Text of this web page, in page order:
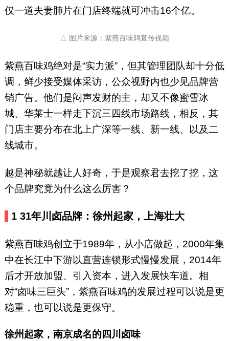
仅一道夫妻肺片在门店终端就可冲击16个亿。
△ 图片来源：紫燕百味鸡宣传视频
紫燕百味鸡绝对是“实力派”，但其管理团队却十分低
调，鲜少接受媒体采访，公众视野内也少见品牌营
销广告。他们是闷声发财的主，却又不像蜜雪冰
城、华莱士一样走下沉三四线市场路线，相反，其
门店主要分布在北上广深等一线、新一线、以及二
线城市。
越是神秘就越让人好奇，于是观察君去挖了挖，这
个品牌究竟为什么这么厉害？
1 31年川卤品牌：徐州起家，上海壮大
紫燕百味鸡创立于1989年，从小店做起，2000年集
中在长江中下游以直营连锁形式慢慢发展，2014年
后才开放加盟、引入资本，进入发展快车道。相
对“卤味三巨头”，紫燕百味鸡的发展过程可以说是更
稳重，也可以说是更保守。
徐州起家，南京成名的四川卤味